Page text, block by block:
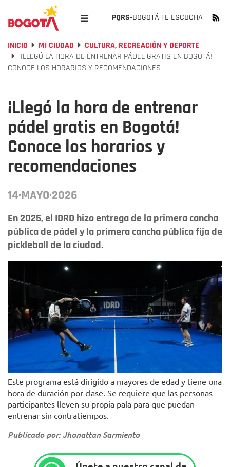
PQRS-BOGOTÁ TE ESCUCHA
INICIO MI CIUDAD
CULTURA, RECREACIÓN Y DEPORTE
¡LLEGÓ LA HORA DE ENTRENAR PÁDEL GRATIS EN BOGOTÁ!
CONOCE LOS HORARIOS Y RECOMENDACIONES
¡Llegó la hora de entrenar
pádel gratis en Bogotá!
Conoce los horarios y
recomendaciones
14·MAYO·2026
En 2025, el IDRD hizo entrega de la primera cancha
pública de pádel y la primera cancha pública fija de
pickleball de la ciudad.
Este programa está dirigido a mayores de edad y tiene una
hora de duración por clase. Se requiere que las personas
participantes lleven su propia pala para que puedan
entrenar sin contratiempos.
Publicado por: Jhonattan Sarmiento